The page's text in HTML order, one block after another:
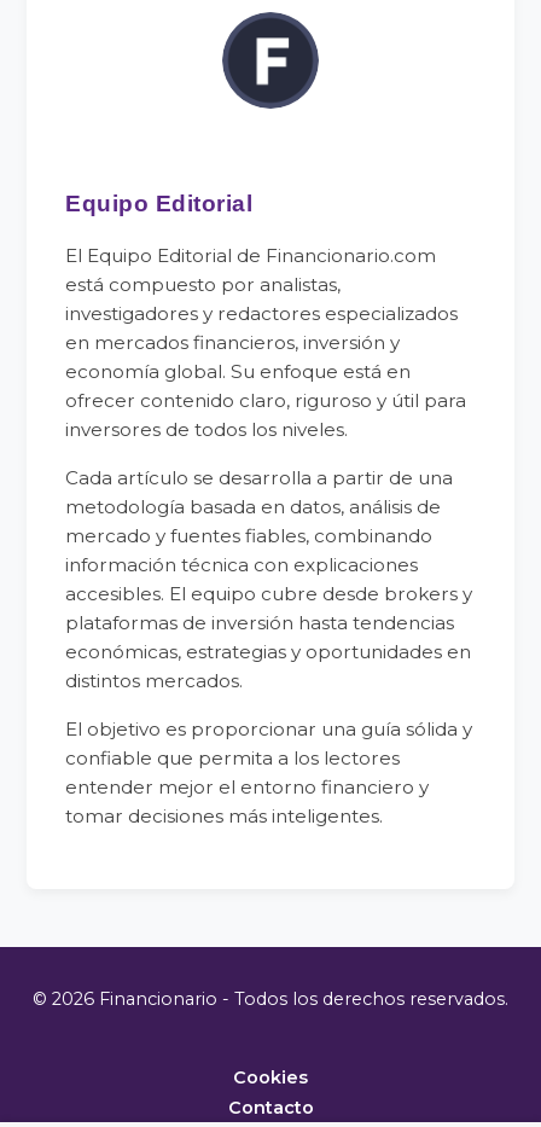
Equipo Editorial
El Equipo Editorial de Financionario.com
está compuesto por analistas,
investigadores y redactores especializados
en mercados financieros, inversión y
economía global. Su enfoque está en
ofrecer contenido claro, riguroso y útil para
inversores de todos los niveles.
Cada artículo se desarrolla a partir de una
metodología basada en datos, análisis de
mercado y fuentes fiables, combinando
información técnica con explicaciones
accesibles. El equipo cubre desde brokers y
plataformas de inversión hasta tendencias
económicas, estrategias y oportunidades en
distintos mercados.
El objetivo es proporcionar una guía sólida y
confiable que permita a los lectores
entender mejor el entorno financiero y
tomar decisiones más inteligentes.
© 2026 Financionario - Todos los derechos reservados.
Cookies
Contacto